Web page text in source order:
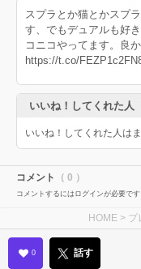
スプラとか猫とかスプ
す、でもデュアルも好
コニコやってます。良
https://t.co/
いいね！してくれた人
いいね！してくれた人は
コメント （ 0 ）
コメントするにはログインが必要です
HOME > プ
0 話す